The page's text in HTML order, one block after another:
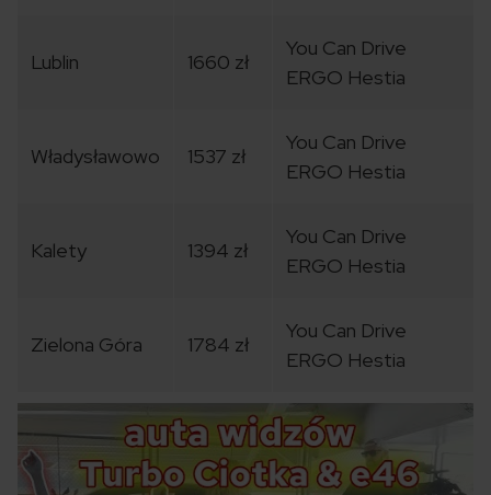
Lublin 1660 zł
You Can Drive
ERGO Hestia
Władysławowo 1537 zł
You Can Drive
ERGO Hestia
Kalety 1394 zł
You Can Drive
ERGO Hestia
Zielona Góra 1784 zł
You Can Drive
ERGO Hestia